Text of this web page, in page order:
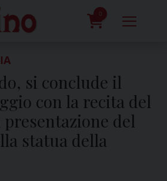
0
si conclude il
con la recita del
presentazione del
statua della